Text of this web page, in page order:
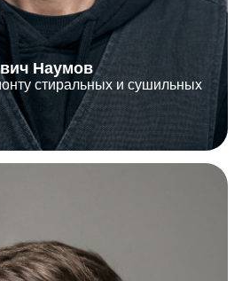
Наумов
стиральных и сушильных